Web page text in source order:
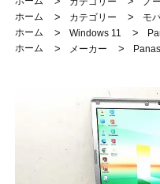
ホーム
> カテゴリー > モ
ホーム
> Windows 11 >
ホーム
> メーカー >